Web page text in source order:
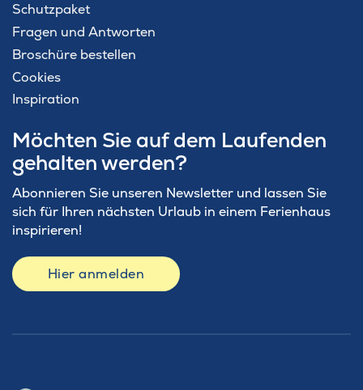
Schutzpaket
Fragen und Antworten
Broschüre bestellen
Cookies
Inspiration
Möchten Sie auf dem Laufenden
gehalten werden?
Abonnieren Sie unseren Newsletter und lassen Sie
sich für Ihren nächsten Urlaub in einem Ferienhaus
inspirieren!
Hier anmelden